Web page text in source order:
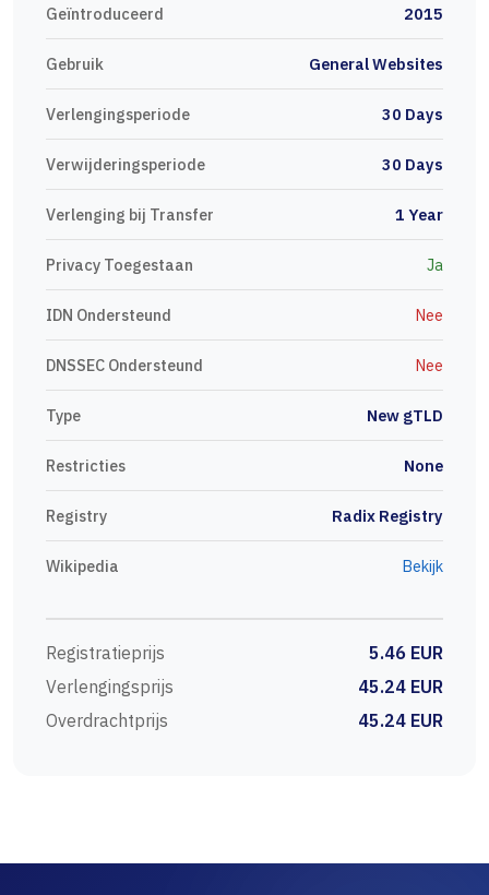
Geïntroduceerd 2015
Gebruik General Websites
Verlengingsperiode 30 Days
Verwijderingsperiode 30 Days
Verlenging bij Transfer 1 Year
Privacy Toegestaan Ja
IDN Ondersteund Nee
DNSSEC Ondersteund Nee
Type New gTLD
Restricties None
Registry Radix Registry
Wikipedia Bekijk
Registratieprijs
5.46 EUR
Verlengingsprijs
45.24 EUR
Overdrachtprijs
45.24 EUR